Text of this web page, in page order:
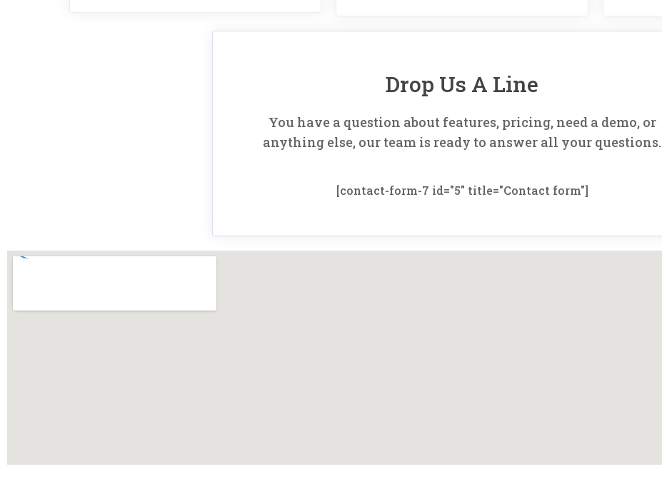
Drop Us A Line
You have a question about features, pricing, need a demo, or
anything else, our team is ready to answer all your questions.
[contact-form-7 id="5" title="Contact form"]